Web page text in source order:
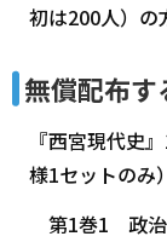
初は200人）の
無償配布す
『西宮現代史
様1セットのみ）
第1巻1 政治